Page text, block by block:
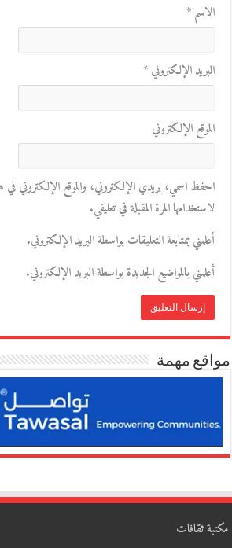
الاسم*
البريد الإلكتروني*
الموقع الإلكتروني
احفظ اسمي، بريدي الإلكتروني، والموقع الإلكتروني في
لاستخدامها المرة المقبلة في تعليقي.
أعلمني بمتابعة التعليقات بواسطة البريد الإلكتروني.
أعلمني بالمواضيع الجديدة بواسطة البريد الإلكتروني.
مواقع مهمة
مكتبة ثقافات